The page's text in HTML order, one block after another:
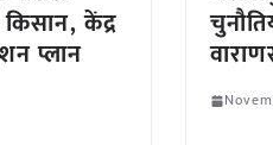
केंद्र
प्लान